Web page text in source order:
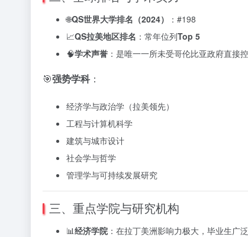
🌐QS世界大学排名（2024）
：#198
📈QS拉美地区排名 ：常年位列Top 5
🧠学术声誉 ：是唯一一所未受哥伦比亚政府直接
🎯强势学科：
经济学与政治学（拉美领先）
工程与计算机科学
建筑与城市设计
社会学与哲学
管理学与可持续发展研究
三、重点学院与研究机构
📊经济学院 ：在拉丁美洲影响力极大，毕业生广